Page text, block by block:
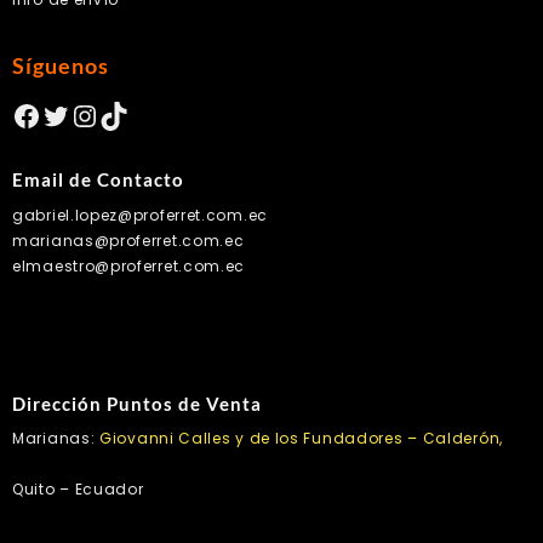
Síguenos
Facebook
Twitter
Instagram
TikTok
Email de Contacto
gabriel.lopez@proferret.com.ec
marianas@proferret.com.ec
elmaestro@proferret.com.ec
Dirección Puntos de Venta
Marianas: Giovanni Calles y de los Fundadores – Calderón,
Quito – Ecuador